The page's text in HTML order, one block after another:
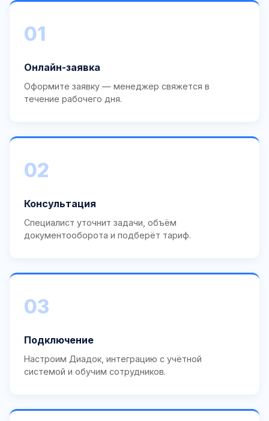
01
Онлайн-заявка
Оформите заявку — менеджер свяжется в
течение рабочего дня.
02
Консультация
Специалист уточнит задачи, объём
документооборота и подберёт тариф.
03
Подключение
Настроим Диадок, интеграцию с учётной
системой и обучим сотрудников.